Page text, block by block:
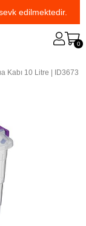
edilmektedir.
0
Kabı 10 Litre | ID3673